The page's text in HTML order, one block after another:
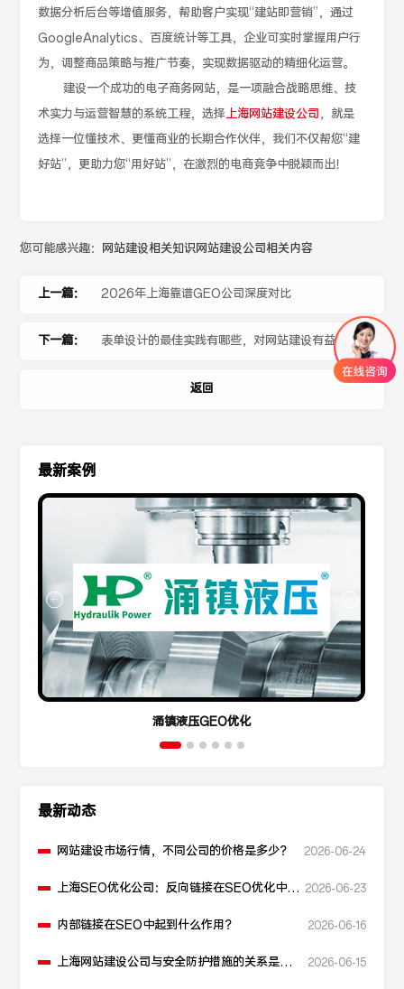
数据分析后台等增值服务，帮助客户实现“建站即营销”，通过
GoogleAnalytics、百度统计等工具，企业可实时掌握用户行
为，调整商品策略与推广节奏，实现数据驱动的精细化运营。
建设一个成功的电子商务网站，是一项融合战略思维、技
术实力与运营智慧的系统工程，选择上海网站建设公司，就是
选择一位懂技术、更懂商业的长期合作伙伴，我们不仅帮您“建
好站”，更助力您“用好站”，在激烈的电商竞争中脱颖而出！
您可能感兴趣： 网站建设相关知识网站建设公司相关内容
上一篇： 2026年上海靠谱GEO公司深度对比
下一篇： 表单设计的最佳实践有哪些，对网站建设有益？
返回
最新案例
涌镇液压GEO优化
最新动态
网站建设市场行情，不同公司的价格是多少？ 2026-06-24
上海SEO优化公司：反向链接在SEO优化中起 2026-06-23
内部链接在SEO中起到什么作用？ 2026-06-16
上海网站建设公司与安全防护措施的关系是什
2026-06-15